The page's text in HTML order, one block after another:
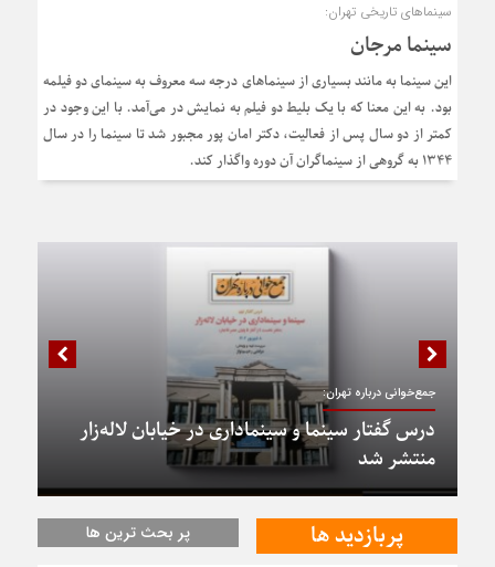
سینماهای تاریخی تهران:
سینما مرجان
این سینما به مانند بسیاری از سینماهای درجه سه معروف به سینمای دو فیلمه
بود. به این معنا که با یک بلیط دو فیلم به نمایش در می‌آمد. با این وجود در
کمتر از دو سال پس از فعالیت، دکتر امان پور مجبور شد تا سینما را در سال
۱۳۴۴ به گروهی از سینماگران آن دوره واگذار کند.
جمع‌خوانی درباره تهران:
درس گفتار سینما و سینماداری در خیابان لاله‌زار
منتشر شد
پربازدید ها پر بحث ترین ها